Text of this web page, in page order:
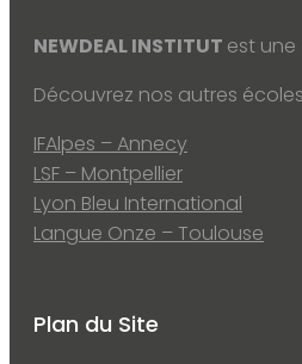
NEWDEAL INSTITUT est
Découvrez nos autres
IFAlpes – Annecy
LSF – Montpellier
Lyon Bleu International
Langue Onze – Toulouse
Plan du Site